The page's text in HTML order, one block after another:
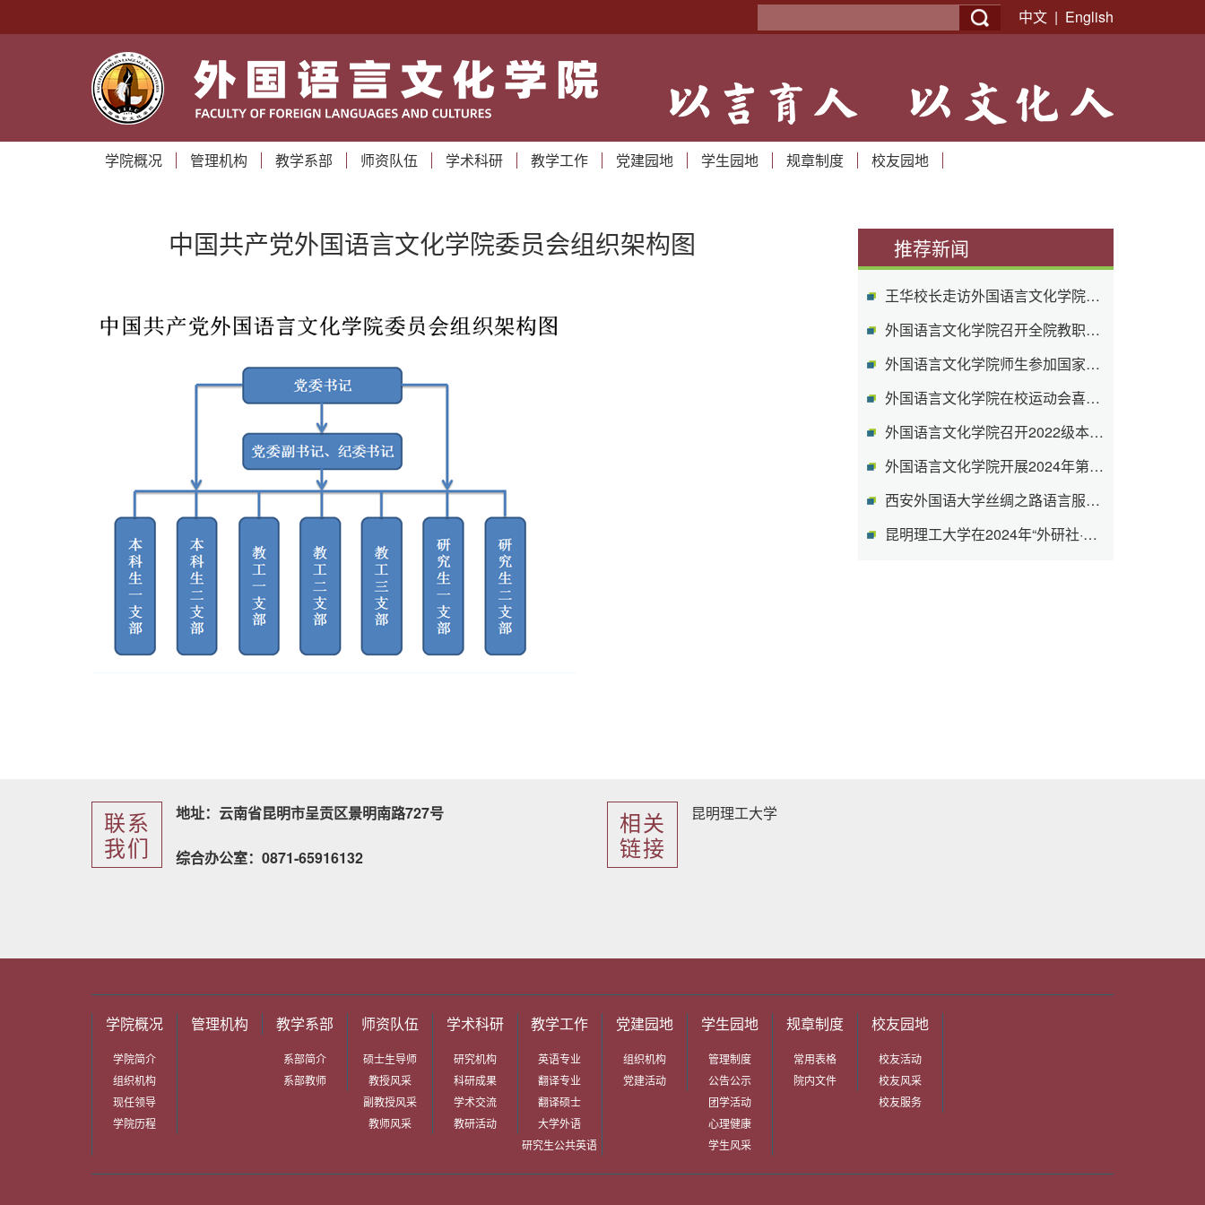
中文 | English
学院概况 管理机构 教学系部 师资队伍 学术科研 教学工作 党建园地 学生园地 规章制度 校友园地
组织机构
中国共产党外国语言文化学院委员会组织架构图 推荐新闻
王华校长走访外国语言文化学院英语专业...
外国语言文化学院召开全院教职工大会暨2...
外国语言文化学院师生参加国家语言能力...
外国语言文化学院在校运动会喜获佳绩
外国语言文化学院召开2022级本科生考研...
外国语言文化学院开展2024年第七期“学...
西安外国语大学丝绸之路语言服务协同创...
昆明理工大学在2024年“外研社·国才杯”...
联系
我们
地址：云南省昆明市呈贡区景明南路727号
综合办公室：0871-65916132
相关
链接
昆明理工大学
学院概况
学院简介
组织机构
现任领导
学院历程
管理机构 教学系部
系部简介
系部教师
师资队伍
硕士生导师
教授风采
副教授风采
教师风采
学术科研
研究机构
科研成果
学术交流
教研活动
教学工作
英语专业
翻译专业
翻译硕士
大学外语
研究生公共英语
党建园地
组织机构
党建活动
学生园地
管理制度
公告公示
团学活动
心理健康
学生风采
规章制度
常用表格
院内文件
校友园地
校友活动
校友风采
校友服务